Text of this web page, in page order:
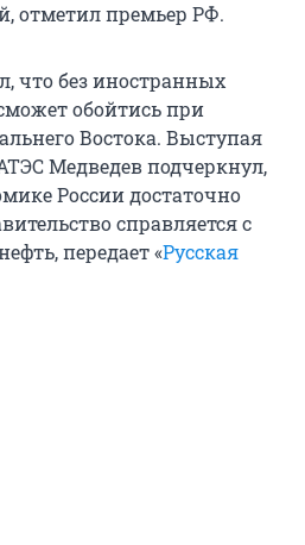
отметил премьер РФ.
что без иностранных
обойтись при
Востока. Выступая
Медведев подчеркнул,
России достаточно
справляется с
передает «Русская